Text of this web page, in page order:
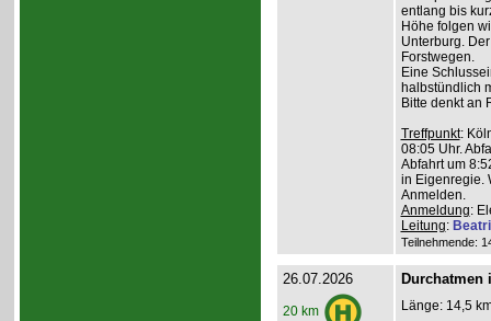
entlang bis
Höhe folgen
Unterburg.
Forstwegen.
Eine
halbstündlich
Bitte denkt an
Treffpunkt:
08:05 Uhr.
Abfahrt um
in Eigenregie.
Anmelden.
Anmeldung:
Leitung:
Teilnehmende:
26.07.2026
20 km
Durchatmen
Länge: 14,5